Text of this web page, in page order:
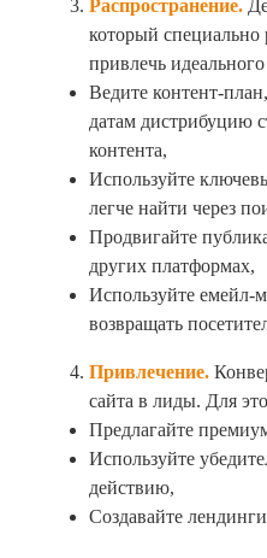
Распространение.
который специально
привлечь
Ведите контент-
датам дистрибуцию
контента,
Используйте
легче найти через
Продвигайте
других платформах,
Используйте емейл-
возвращать
Привлечение.
сайта в лиды. Для
Предлагайте
Используйте
действию,
Создавайте